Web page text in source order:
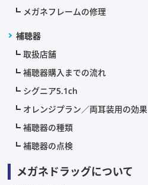
メガネフレームの修理
補聴器
取扱店舗
補聴器購入までの流れ
シグニア5.1ch
オレンジプラン／両耳装用の効果
補聴器の種類
補聴器の点検
メガネドラッグについて